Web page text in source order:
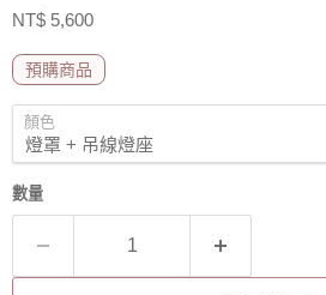
售價
NT$ 5,600
預購商品
顏色
數量